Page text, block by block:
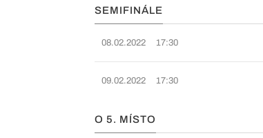
SEMIFINÁLE
08.02.2022 17:30
09.02.2022 17:30
O 5. MÍSTO